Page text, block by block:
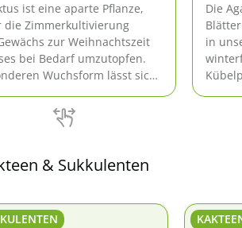
ist eine aparte Pflanze,
die Zimmerkultivierung
zur Weihnachtszeit
bei Bedarf umzutopfen.
Wuchsform lässt sich
Die
in
& Sukkulenten